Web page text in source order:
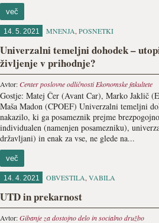
več
14. 5. 2021 MNENJA, POSNETKI
Univerzalni temeljni dohodek –
življenje v prihodnje?
Avtor:Center poslovne odličnosti Ekonomske fakultete
Gostje: Matej Čer (Avant Car), Marko Jaklič
Maša Madon (CPOEF) Univerzalni temeljni
nakazilo, ki ga posameznik prejme
individualen (namenjen posamezniku),
državljani) in enak za vse, ne glede na...
več
14. 4. 2021 OBVESTILA, VABILA
UTD in prekarnost
Avtor:Gibanje za dostojno delo in socialno družbo